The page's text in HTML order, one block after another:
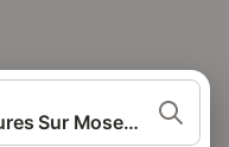
Office De Tourisme De Saulxures Sur Moselotte, France